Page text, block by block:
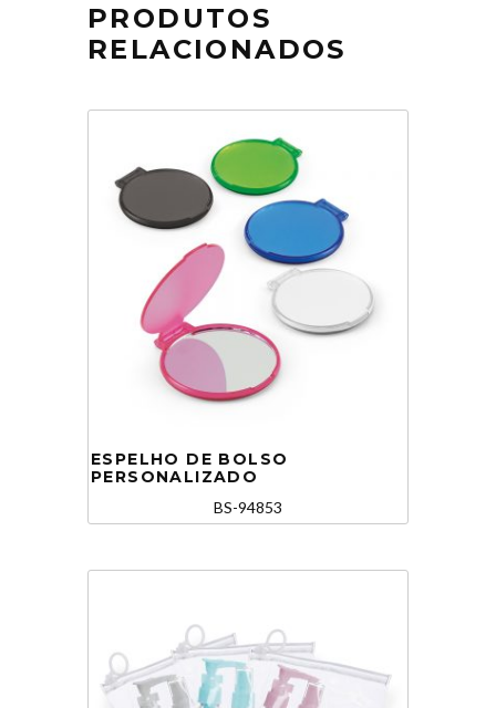
PRODUTOS
RELACIONADOS
ESPELHO DE BOLSO
PERSONALIZADO
BS-94853